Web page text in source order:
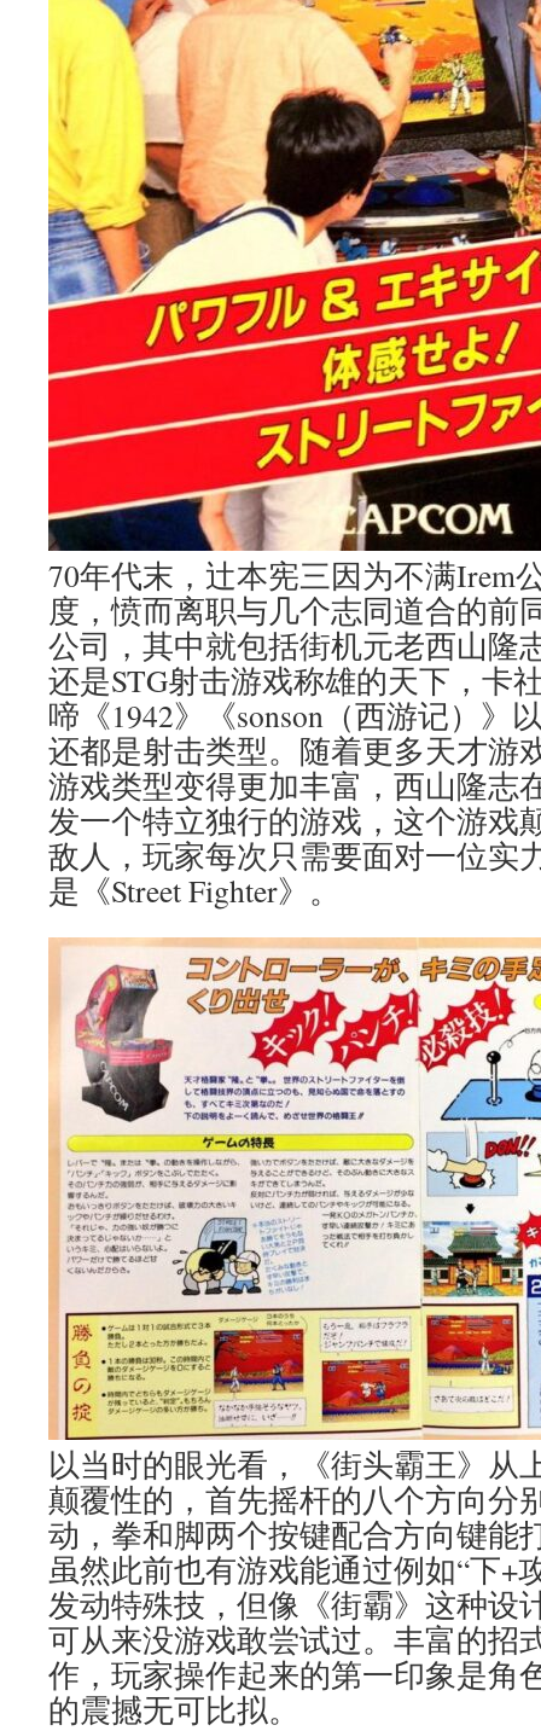
70年代末，辻本宪三因为不满Irem
度，愤而离职与几个志同道合的前
公司，其中就包括街机元老西山隆
还是STG射击游戏称雄的天下，卡
啼《1942》《sonson（西游记）》
还都是射击类型。随着更多天才游
游戏类型变得更加丰富，西山隆志
发一个特立独行的游戏，这个游戏
敌人，玩家每次只需要面对一位实
是《Street Fighter》。
以当时的眼光看，《街头霸王》从
颠覆性的，首先摇杆的八个方向分
动，拳和脚两个按键配合方向键能
虽然此前也有游戏能通过例如“下+
发动特殊技，但像《街霸》这种设
可从来没游戏敢尝试过。丰富的招
作，玩家操作起来的第一印象是角
的震撼无可比拟。